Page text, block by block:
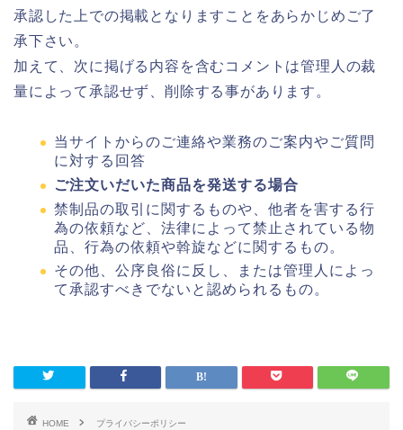
承認した上での掲載となりますことをあらかじめご了
承下さい。
加えて、次に掲げる内容を含むコメントは管理人の裁
量によって承認せず、削除する事があります。
当サイトからのご連絡や業務のご案内やご質問
に対する回答
ご注文いだいた商品を発送する場合
禁制品の取引に関するものや、他者を害する行
為の依頼など、法律によって禁止されている物
品、行為の依頼や斡旋などに関するもの。
その他、公序良俗に反し、または管理人によっ
て承認すべきでないと認められるもの。
HOME プライバシーポリシー